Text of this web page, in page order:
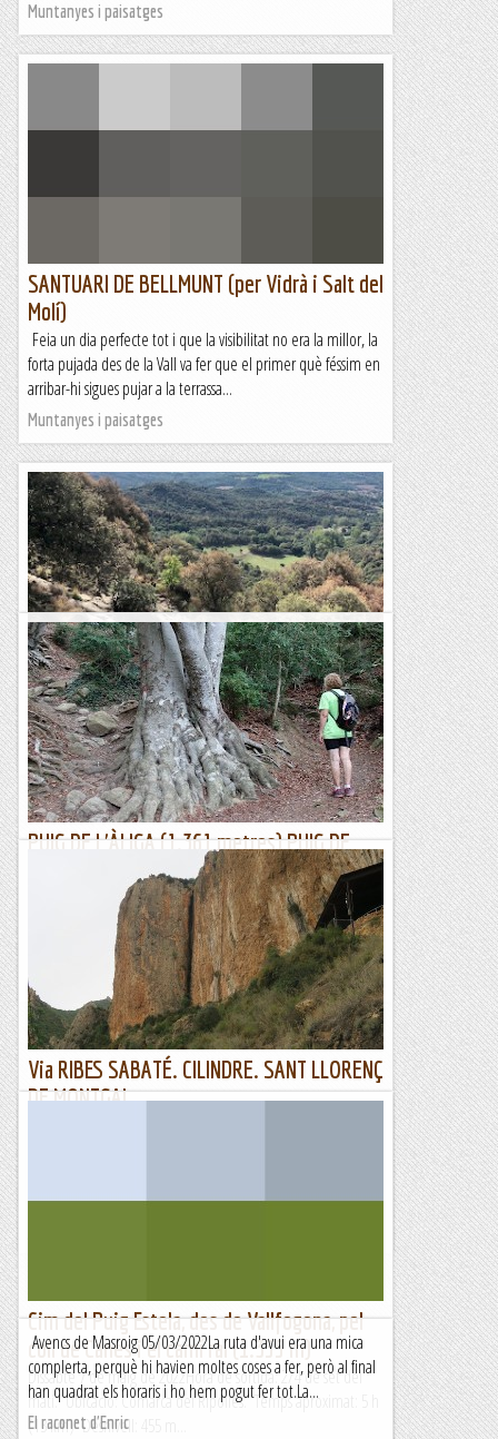
Muntanyes i paisatges
SANTUARI DE BELLMUNT (per Vidrà i Salt del
Molí)
Feia un dia perfecte tot i que la visibilitat no era la millor, la
forta pujada des de la Vall va fer que el primer què féssim en
arribar-hi sigues pujar a la terrassa...
Muntanyes i paisatges
Bellmunt
Rutes Salvatges
PUIG DE L'ÀLIGA (1.361 metres) PUIG DE
CURULL (1.312 metres).
Descripció de la ruta; recorregut que ens permetrà fer un
parell de cims en el lloc anomenat Serra de Curull. La Serra
de Curull és una serra situada al municipi de Sant Pere...
Esgarrapacrestes
Via RIBES SABATÉ. CILINDRE. SANT LLORENÇ
DE MONTGAI.
bona colla...
Cim del Puig Estela, des de Vallfogona, pel
coll de Canes i el camí ral (1.355 m)
Dissabte 7 de maig de 2022Hora de sortida: 2/4 de set del
matí. Ubicació: Comarca del Ripollès. Temps aproximat: 5 h
(13 km) Desnivell: 455 m...
Avencs de Masroig 05/03/2022La ruta d'avui era una mica
complerta, perquè hi havien moltes coses a fer, però al final
han quadrat els horaris i ho hem pogut fer tot.La...
El raconet d'Enric